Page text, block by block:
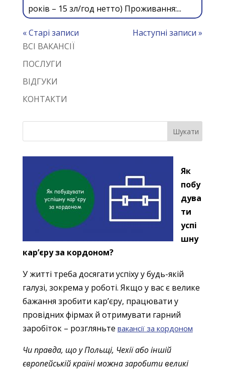
років – 15 зл/год нетто) Проживання:...
« Старі записи
Наступні записи »
ВСІ ВАКАНСІЇ
ПОСЛУГИ
ВІДГУКИ
КОНТАКТИ
Як
побу
дува
ти
успі
шну
кар’єру за кордоном?
У житті треба досягати успіху у будь-якій
галузі, зокрема у роботі. Якщо у вас є велике
бажання зробити кар’єру, працювати у
провідних фірмах й отримувати гарний
заробіток – розгляньте вакансії за кордоном
Чи правда, що у Польщі, Чехії або іншій
європейській країні можна заробити великі